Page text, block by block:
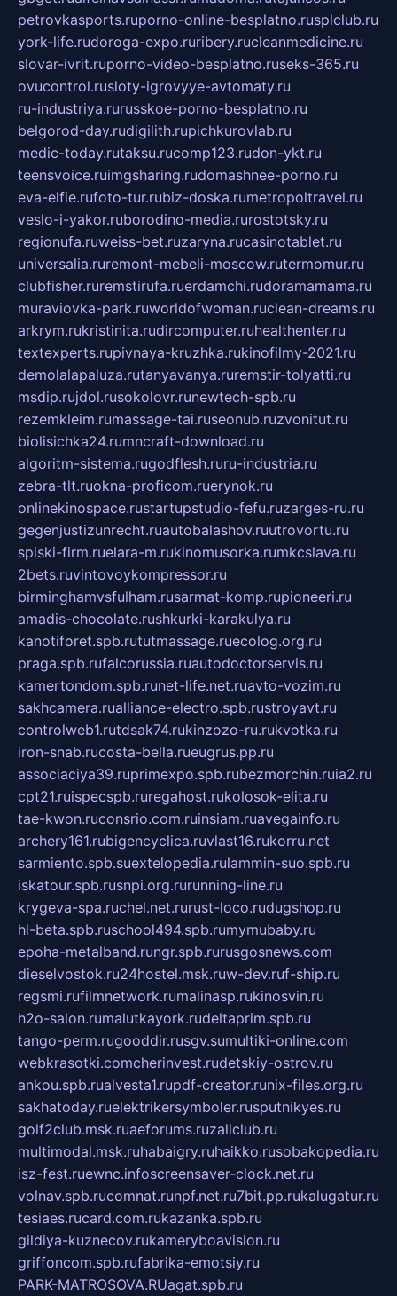
petrovkasports.ruporno-online-besplatno.rusplclub.ru
york-life.rudoroga-expo.ruribery.rucleanmedicine.ru
slovar-ivrit.ruporno-video-besplatno.ruseks-365.ru
ovucontrol.rusloty-igrovyye-avtomaty.ru
ru-industriya.rurusskoe-porno-besplatno.ru
belgorod-day.rudigilith.rupichkurovlab.ru
medic-today.rutaksu.rucomp123.rudon-ykt.ru
teensvoice.ruimgsharing.rudomashnee-porno.ru
eva-elfie.rufoto-tur.rubiz-doska.rumetropoltravel.ru
veslo-i-yakor.ruborodino-media.rurostotsky.ru
regionufa.ruweiss-bet.ruzaryna.rucasinotablet.ru
universalia.ruremont-mebeli-moscow.rutermomur.ru
clubfisher.ruremstirufa.ruerdamchi.rudoramamama.ru
muraviovka-park.ruworldofwoman.ruclean-dreams.ru
arkrym.rukristinita.rudircomputer.ruhealthenter.ru
textexperts.rupivnaya-kruzhka.rukinofilmy-2021.ru
demolalapaluza.rutanyavanya.ruremstir-tolyatti.ru
msdip.rujdol.rusokolovr.runewtech-spb.ru
rezemkleim.rumassage-tai.ruseonub.ruzvonitut.ru
biolisichka24.rumncraft-download.ru
algoritm-sistema.rugodflesh.ruru-industria.ru
zebra-tlt.ruokna-proficom.ruerynok.ru
onlinekinospace.rustartupstudio-fefu.ruzarges-ru.ru
gegenjustizunrecht.ruautobalashov.ruutrovortu.ru
spiski-firm.ruelara-m.rukinomusorka.rumkcslava.ru
2bets.ruvintovoykompressor.ru
birminghamvsfulham.rusarmat-komp.rupioneeri.ru
amadis-chocolate.rushkurki-karakulya.ru
kanotiforet.spb.rututmassage.ruecolog.org.ru
praga.spb.rufalcorussia.ruautodoctorservis.ru
kamertondom.spb.runet-life.net.ruavto-vozim.ru
sakhcamera.rualliance-electro.spb.rustroyavt.ru
controlweb1.rutdsak74.rukinzozo-ru.rukvotka.ru
iron-snab.rucosta-bella.rueugrus.pp.ru
associaciya39.ruprimexpo.spb.rubezmorchin.ruia2.ru
cpt21.ruispecspb.ruregahost.rukolosok-elita.ru
tae-kwon.ruconsrio.com.ruinsiam.ruavegainfo.ru
archery161.rubigencyclica.ruvlast16.rukorru.net
sarmiento.spb.suextelopedia.rulammin-suo.spb.ru
iskatour.spb.rusnpi.org.rurunning-line.ru
krygeva-spa.ruchel.net.rurust-loco.rudugshop.ru
hl-beta.spb.ruschool494.spb.rumymubaby.ru
epoha-metalband.rungr.spb.rurusgosnews.com
dieselvostok.ru24hostel.msk.ruw-dev.ruf-ship.ru
regsmi.rufilmnetwork.rumalinasp.rukinosvin.ru
h2o-salon.rumalutkayork.rudeltaprim.spb.ru
tango-perm.rugooddir.rusgv.sumultiki-online.com
webkrasotki.comcherinvest.rudetskiy-ostrov.ru
ankou.spb.rualvesta1.rupdf-creator.runix-files.org.ru
sakhatoday.ruelektrikersymboler.rusputnikyes.ru
golf2club.msk.ruaeforums.ruzallclub.ru
multimodal.msk.ruhabaigry.ruhaikko.rusobakopedia.ru
isz-fest.ruewnc.infoscreensaver-clock.net.ru
volnav.spb.rucomnat.runpf.net.ru7bit.pp.rukalugatur.ru
tesiaes.rucard.com.rukazanka.spb.ru
gildiya-kuznecov.rukameryboavision.ru
griffoncom.spb.rufabrika-emotsiy.ru
PARK-MATROSOVA.RUagat.spb.ru